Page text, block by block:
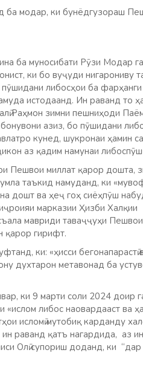
ба модар, ки бунёдгузораш
ба муносибати Рӯзи Модар
ки бо вуҷуди нигарониву
либосҳои ба
истодаанд. Ин раванд то
Раҳмон зимни пешниҳоди
азиз, бо пӯшидани
кунед, шукронаи ҳамин
аз қадим намунаи
Пешвои миллат қарор дошта,
таъкид намуданд, ки
дошт ва ҳеҷ гоҳ сиёҳпӯш
марказии Ҳизби Халқии
мавриди таваҷҷуҳи
қарор гирифт.
ки: «ҳисси бегонапарастӣ
духтарон метавонад ба
ки 9 марти соли 2024 доир
либос наовардааст ва
исломӣ мутобиқ карданду
раванд қатъ нагардида, аз
Олӣ супориш доданд, ки “дар